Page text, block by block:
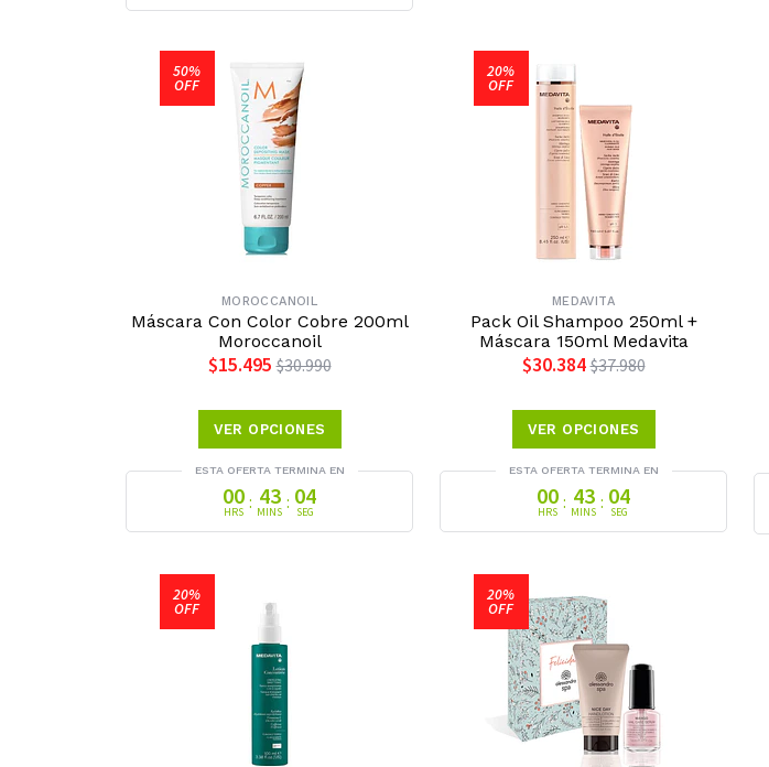
50%
OFF
MOROCCANOIL
Máscara Con Color Cobre 200ml
Moroccanoil
$15.495 $30.990
VER OPCIONES
ESTA OFERTA TERMINA EN
00
HRS : 43
MINS : 03
SEG
20%
OFF
MEDAVITA
Pack Oil Shampoo 250ml +
Máscara 150ml Medavita
$30.384 $37.980
VER OPCIONES
ESTA OFERTA TERMINA EN
00
HRS : 43
MINS : 03
SEG
20%
OFF
20%
OFF